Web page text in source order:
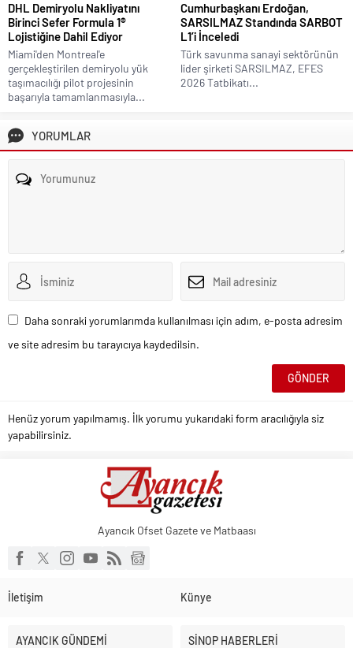
DHL Demiryolu Nakliyatını
Birinci Sefer Formula 1®
Lojistiğine Dahil Ediyor
Miami'den Montreal'e
gerçekleştirilen demiryolu yük
taşımacılığı pilot projesinin
başarıyla tamamlanmasıyla...
Cumhurbaşkanı Erdoğan,
SARSILMAZ Standında SARBOT
L1’i İnceledi
Türk savunma sanayi sektörünün
lider şirketi SARSILMAZ, EFES
2026 Tatbikatı...
YORUMLAR
Daha sonraki yorumlarımda kullanılması için adım, e-posta adresim
ve site adresim bu tarayıcıya kaydedilsin.
Henüz yorum yapılmamış. İlk yorumu yukarıdaki form aracılığıyla siz
yapabilirsiniz.
Ayancık Ofset Gazete ve Matbaası
İletişim Künye
AYANCIK GÜNDEMİ SİNOP HABERLERİ